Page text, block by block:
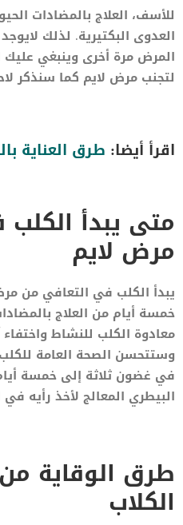
للأسف، العلاج بالمضادات
العدوى البكتيرية. لذلك
المرض مرة أخرى وينبغي عليك
لتجنب مرض لايم كما سنذكر
اقرأ أيضا: طرق العناية
متى يبدأ
مرض لايم
يبدأ الكلب في التعافي من
خمسة أيام من العلاج
معادوة الكلب للنشاط واختفاء
وستتحسن الصحة العامة
في غضون ثلاثة إلى خمسة
البيطري المعالج لأخذ رأيه في
طرق الوقاية
الكلاب